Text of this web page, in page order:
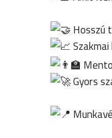
Hosszú
Gyors